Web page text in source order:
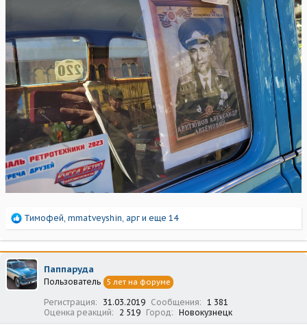
Р
а
к
ц
и
и
Тимофей, mmatveyshin, арг и еще 14
Паппаруда
Пользователь 5 лет на форуме
Регистрация 31.03.2019 Сообщения
1 381
Оценка реакций
2 519 Город Новокузнецк